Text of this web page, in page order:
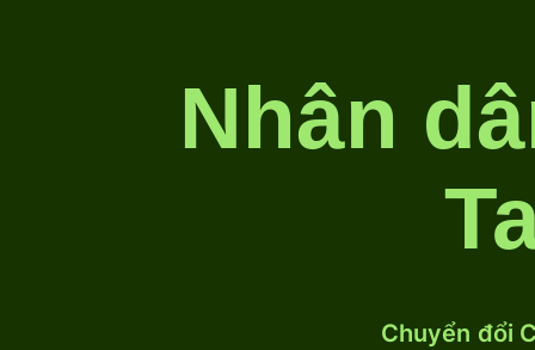
Nhân
Chuyển đổi